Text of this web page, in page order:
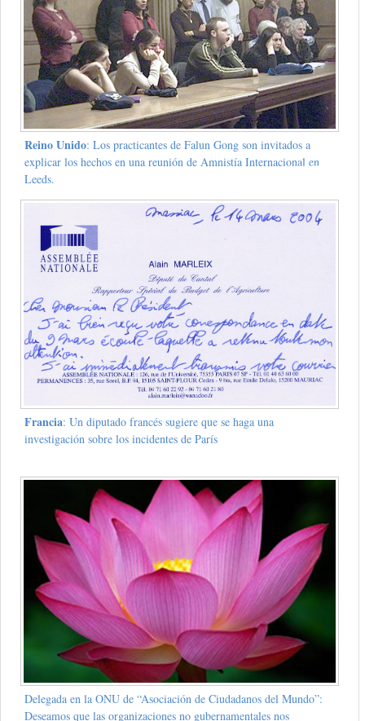
Reino Unido: Los practicantes de Falun Gong son invitados a
explicar los hechos en una reunión de Amnistía Internacional en
Leeds.
Francia: Un diputado francés sugiere que se haga una
investigación sobre los incidentes de París
Delegada en la ONU de “Asociación de Ciudadanos del Mundo”:
Deseamos que las organizaciones no gubernamentales nos